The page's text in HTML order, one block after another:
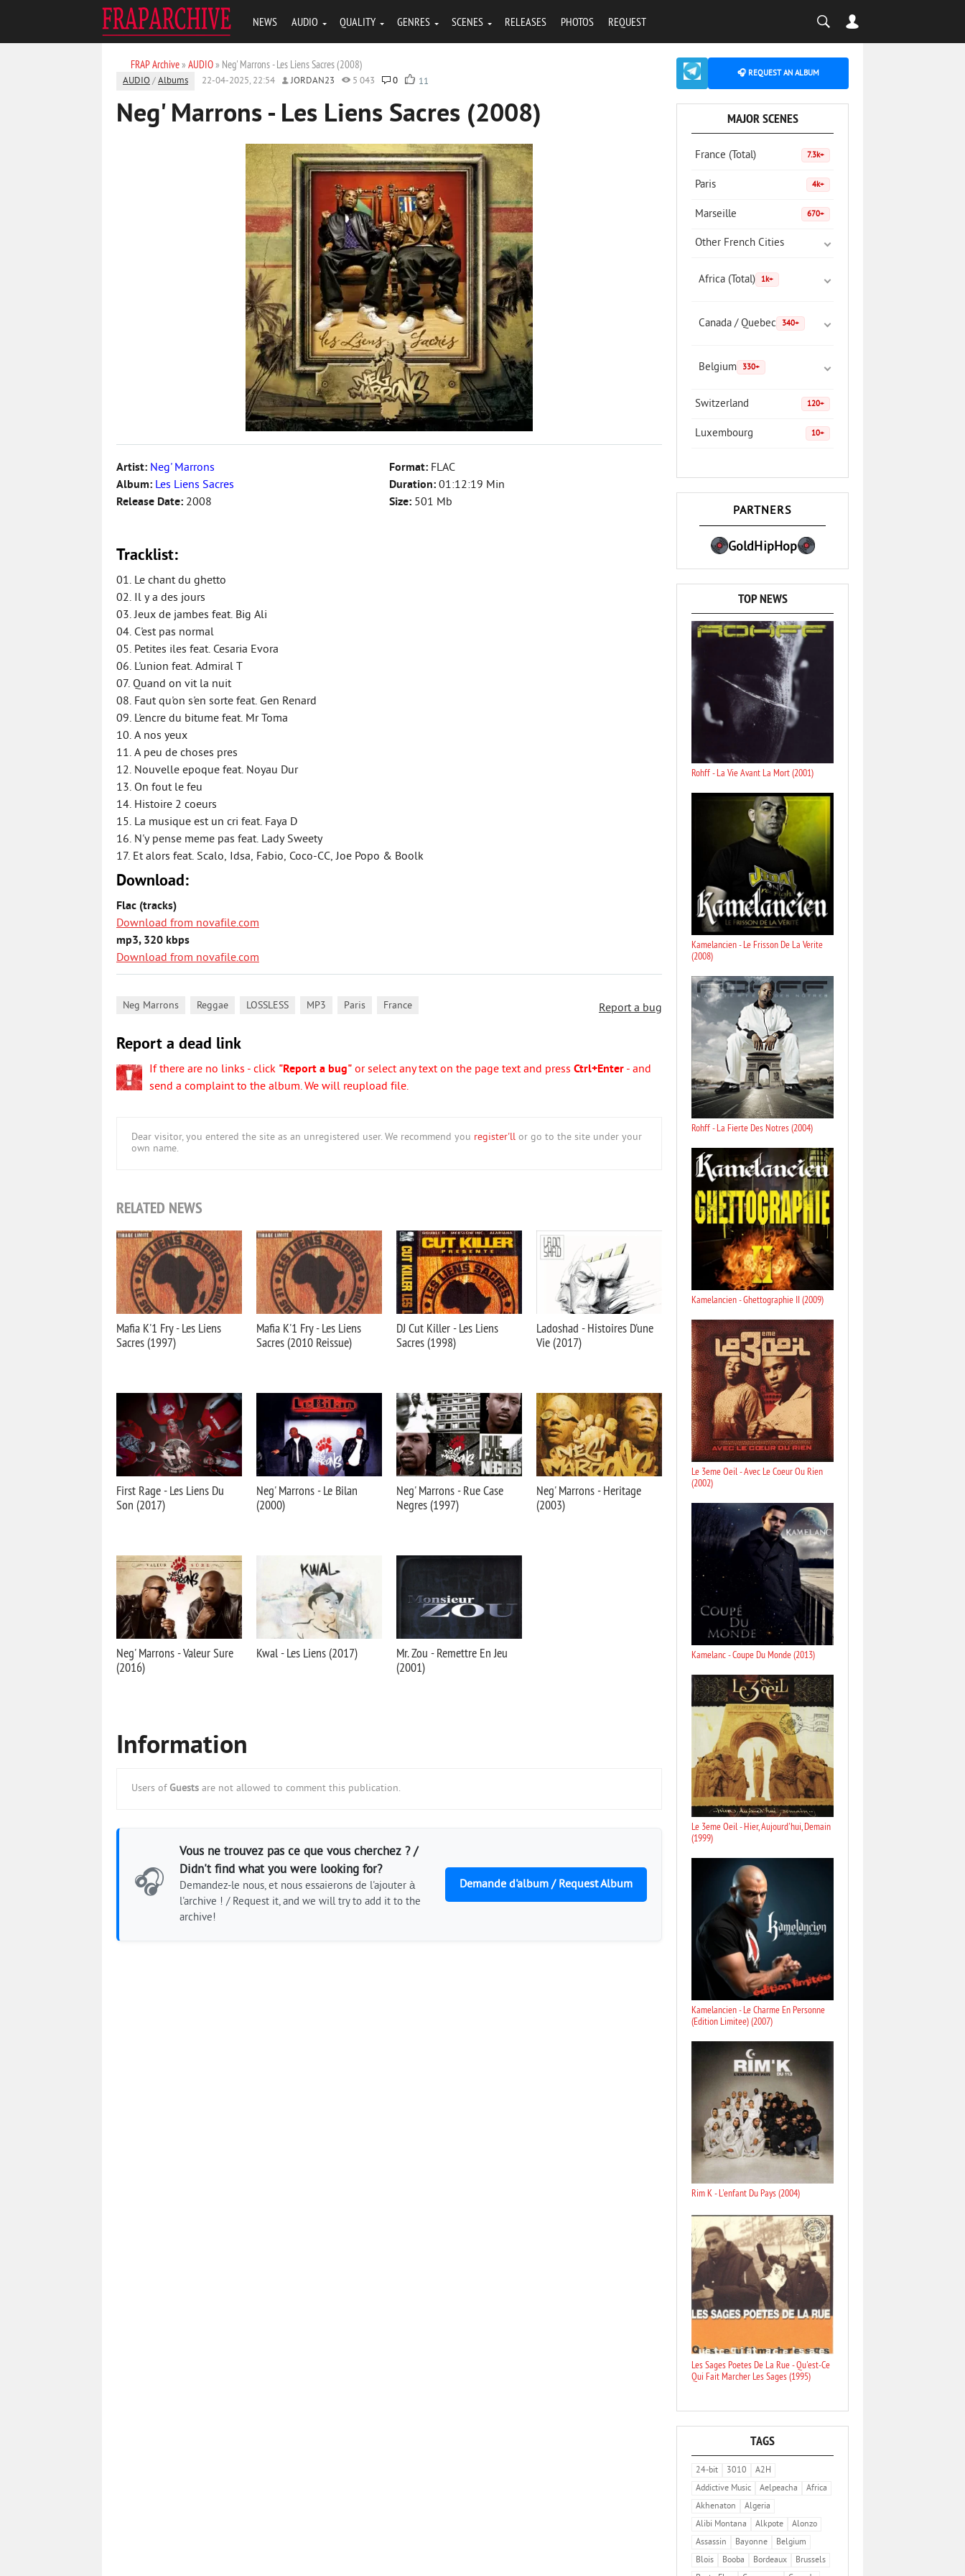
NEWS AUDIO QUALITY GENRES SCENES RELEASES PHOTOS REQUEST
FRAP Archive» AUDIO» Neg' Marrons - Les Liens Sacres (2008)
AUDIO /Albums 22-04-2025, 22:54 JORDAN23 5 043 0 11
Neg' Marrons - Les Liens Sacres (2008)
Artist: Neg' Marrons
Album: Les Liens Sacres
Release Date: 2008
Format: FLAC
Duration: 01:12:19 Min
Size: 501 Mb
Tracklist:
01. Le chant du ghetto
02. Il y a des jours
03. Jeux de jambes feat. Big Ali
04. C'est pas normal
05. Petites iles feat. Cesaria Evora
06. L'union feat. Admiral T
07. Quand on vit la nuit
08. Faut qu'on s'en sorte feat. Gen Renard
09. L'encre du bitume feat. Mr Toma
10. A nos yeux
11. A peu de choses pres
12. Nouvelle epoque feat. Noyau Dur
13. On fout le feu
14. Histoire 2 coeurs
15. La musique est un cri feat. Faya D
16. N'y pense meme pas feat. Lady Sweety
17. Et alors feat. Scalo, Idsa, Fabio, Coco-CC, Joe Popo & Boolk
Download:
Flac (tracks)
Download from novafile.com
mp3, 320 kbps
Download from novafile.com
Report a bug
Neg Marrons Reggae LOSSLESS MP3 Paris France
Report a dead link
If there are no links - click "Report a bug" or select any text on the page text and press Ctrl+Enter - and
send a complaint to the album. We will reupload file.
Dear visitor, you entered the site as an unregistered user. We recommend you register'll or go to the site under your
own name.
RELATED NEWS
Mafia K'1 Fry - Les Liens
Sacres (1997)
Mafia K'1 Fry - Les Liens
Sacres (2010 Reissue)
DJ Cut Killer - Les Liens
Sacres (1998)
Ladoshad - Histoires D'une
Vie (2017)
First Rage - Les Liens Du
Son (2017)
Neg' Marrons - Le Bilan
(2000)
Neg' Marrons - Rue Case
Negres (1997)
Neg' Marrons - Heritage
(2003)
Neg' Marrons - Valeur Sure
(2016)
Kwal - Les Liens (2017)
Mr. Zou - Remettre En Jeu
(2001)
Information
Users of Guests are not allowed to comment this publication.
🎧
Vous ne trouvez pas ce que vous cherchez ? /
Didn't find what you were looking for?
Demandez-le nous, et nous essaierons de l'ajouter à
l'archive ! / Request it, and we will try to add it to the
archive!
Demande d'album / Request Album
🎧 REQUEST AN ALBUM
MAJOR SCENES
France (Total) 7.3k+
Paris 4k+
Marseille 670+
Other French Cities
Africa (Total) 1k+
Canada / Quebec 340+
Belgium 330+
Switzerland 120+
Luxembourg 10+
PARTNERS
GoldHipHop
TOP NEWS
Rohff - La Vie Avant La Mort (2001)
Kamelancien - Le Frisson De La Verite
(2008)
Rohff - La Fierte Des Notres (2004)
Kamelancien - Ghettographie II (2009)
Le 3eme Oeil - Avec Le Coeur Ou Rien
(2002)
Kamelanc - Coupe Du Monde (2013)
Le 3eme Oeil - Hier, Aujourd'hui, Demain
(1999)
Kamelancien - Le Charme En Personne
(Edition Limitee) (2007)
Rim K - L'enfant Du Pays (2004)
Les Sages Poetes De La Rue - Qu'est-Ce
Qui Fait Marcher Les Sages (1995)
TAGS
24-bit 3010
A2H
Addictive Music
Aelpeacha
Africa
Akhenaton
Algeria
Alibi Montana
Alkpote
Alonzo
Assassin
Bayonne
Belgium
Blois
Booba Bordeaux
Brussels